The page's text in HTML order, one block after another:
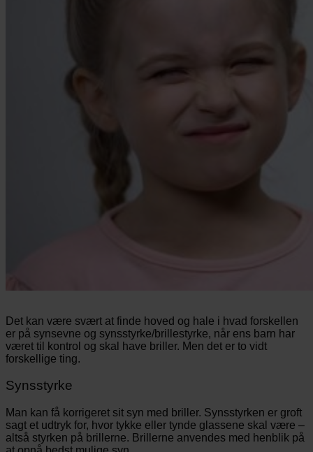
Det kan være svært at finde hoved og hale i hvad forskellen
er på synsevne og synsstyrke/brillestyrke, når ens barn har
været til kontrol og skal have briller. Men det er to vidt
forskellige ting.
Synsstyrke
Man kan få korrigeret sit syn med briller. Synsstyrken er groft
sagt et udtryk for, hvor tykke eller tynde glassene skal være –
altså styrken på brillerne. Brillerne anvendes med henblik på